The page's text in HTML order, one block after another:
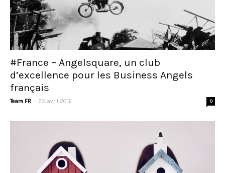
#France – Angelsquare, un club
d’excellence pour les Business Angels
français
Team FR - 25 avril 2016 0